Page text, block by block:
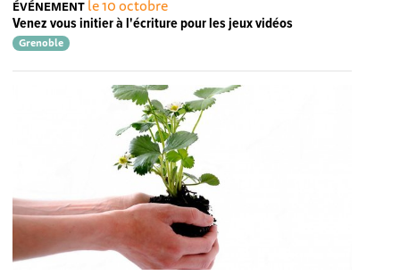
ÉVÉNEMENT le 10 octobre
Venez vous initier à l'écriture pour les jeux vidéos
Grenoble